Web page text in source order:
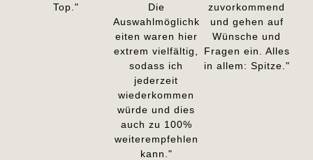
Top."
Die
Auswahlmöglichk
eiten waren hier
extrem vielfältig,
sodass ich
jederzeit
wiederkommen
würde und dies
auch zu 100%
weiterempfehlen
kann."
zuvorkommend
und gehen auf
Wünsche und
Fragen ein. Alles
in allem: Spitze."